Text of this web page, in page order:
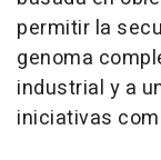
permitir la
genoma
industrial y a
iniciativas